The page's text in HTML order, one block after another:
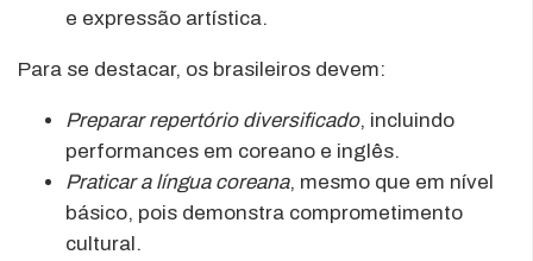
e expressão artística.
Para se destacar, os brasileiros devem:
Preparar repertório diversificado, incluindo
performances em coreano e inglês.
Praticar a língua coreana, mesmo que em nível
básico, pois demonstra comprometimento
cultural.